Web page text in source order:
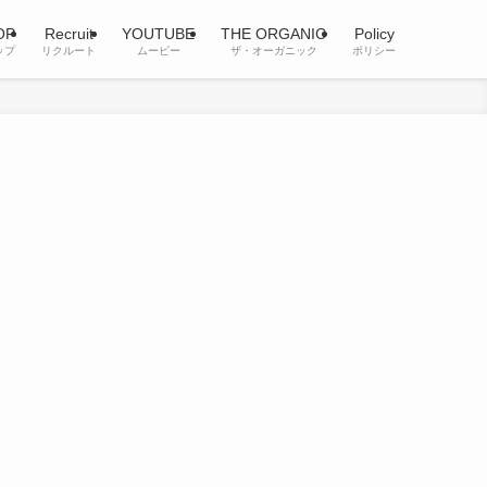
プ
Recruit
リクルート
YOUTUBE
ムービー
THE ORGANIC
ザ・オーガニック
Policy
ポリシー